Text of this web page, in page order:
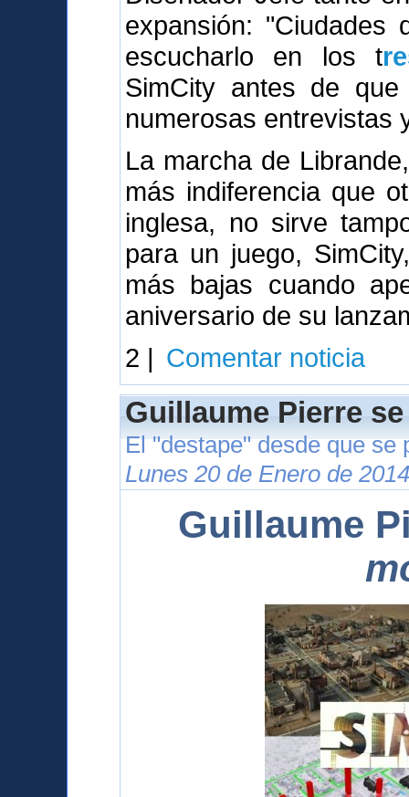
expansión: "Ciudades
escucharlo en los t
SimCity antes de
numerosas entrevistas
La marcha de
más indiferencia que
inglesa, no sirve
para un juego,
más bajas cuando
aniversario de su
2 | Comentar noticia
Guillaume Pierre
El "destape" desde que se
Lunes 20 de Enero de
Guillaume